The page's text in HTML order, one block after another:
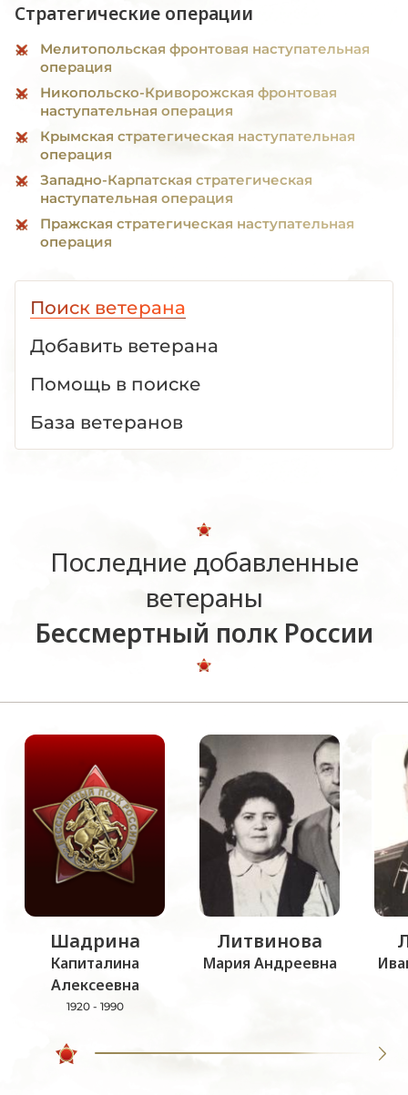
Стратегические операции
Мелитопольская фронтовая наступательная
операция
Никопольско-Криворожская фронтовая
наступательная операция
Крымская стратегическая наступательная
операция
Западно-Карпатская стратегическая
наступательная операция
Пражская стратегическая наступательная
операция
Поиск ветерана
Добавить ветерана
Помощь в поиске
База ветеранов
Последние добавленные
ветераны
Бессмертный полк России
Шадрина
Капиталина
Алексеевна
1920 - 1990
Литвинова
Мария Андреевна